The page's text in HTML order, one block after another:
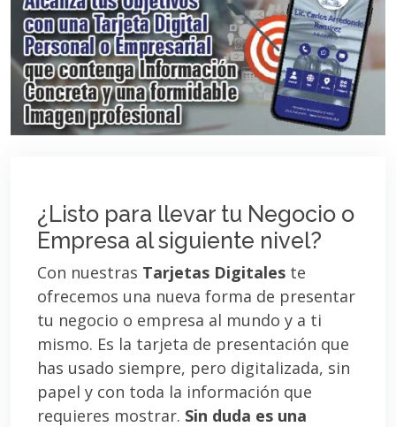
¿Listo para llevar tu Negocio o
Empresa al siguiente nivel?
Con nuestras Tarjetas Digitales te
ofrecemos una nueva forma de presentar
tu negocio o empresa al mundo y a ti
mismo. Es la tarjeta de presentación que
has usado siempre, pero digitalizada, sin
papel y con toda la información que
requieres mostrar. Sin duda es una